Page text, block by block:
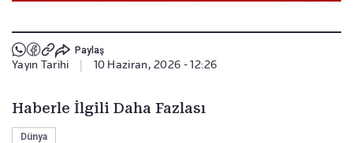
Paylaş
Yayın Tarihi 10 Haziran, 2026 - 12:26
Haberle İlgili Daha Fazlası
Dünya